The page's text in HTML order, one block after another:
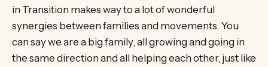
in Transition makes way to a lot of wonderful
synergies between families and movements. You
can say we are a big family, all growing and going in
the same direction and all helping each other, just like